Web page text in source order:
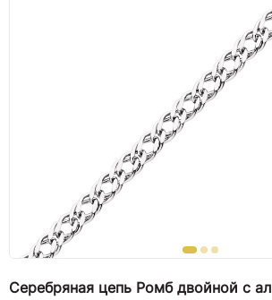
Серебряная цепь Ромб двойной с